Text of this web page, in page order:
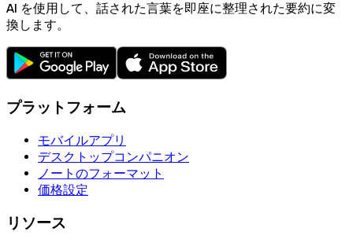
AI を使用して、話された言葉を即座に整理された要約に変
換します。
プラットフォーム
モバイルアプリ
デスクトップコンパニオン
ノートのフォーマット
価格設定
リソース